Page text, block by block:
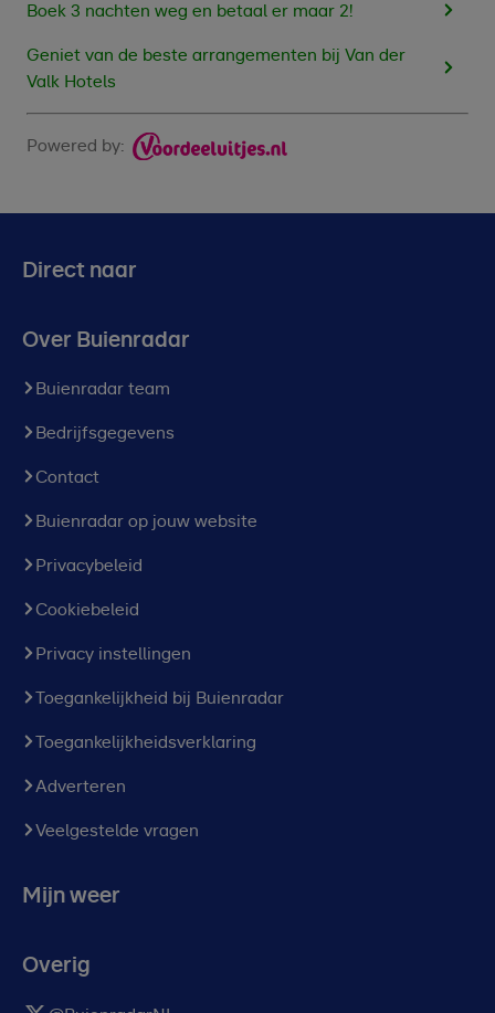
Boek 3 nachten weg en betaal er maar 2!
Geniet van de beste arrangementen bij Van der
Valk Hotels
Powered by:
Direct naar
Over Buienradar
Buienradar team
Bedrijfsgegevens
Contact
Buienradar op jouw website
Privacybeleid
Cookiebeleid
Privacy instellingen
Toegankelijkheid bij Buienradar
Toegankelijkheidsverklaring
Adverteren
Veelgestelde vragen
Mijn weer
Overig